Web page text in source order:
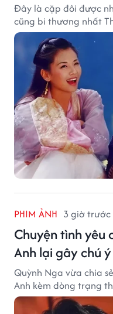
Đây là cặp đôi được
cũng bi thương nhất
PHIM ẢNH 3 giờ trước
Chuyện tình yêu
Anh lại gây chú ý
Quỳnh Nga vừa chia
Anh kèm dòng trạng